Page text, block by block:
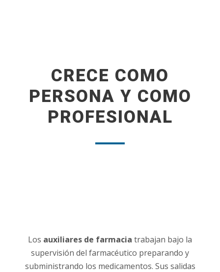
CRECE COMO
PERSONA Y COMO
PROFESIONAL
Los auxiliares de farmacia trabajan bajo la
supervisión del farmacéutico preparando y
subministrando los medicamentos. Sus salidas